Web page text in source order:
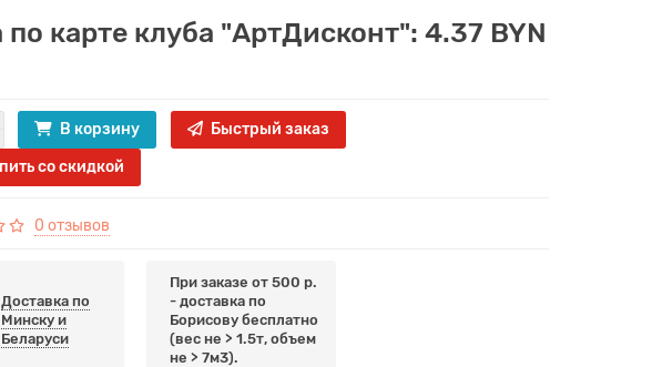
по карте клуба "АртДисконт": 4.37 BYN
В корзину
Быстрый заказ
со скидкой
0 отзывов
Доставка по
Минску и
Беларуси
При заказе от 500 р.
- доставка по
Борисову бесплатно
(вес не > 1.5т, объем
не > 7м3).